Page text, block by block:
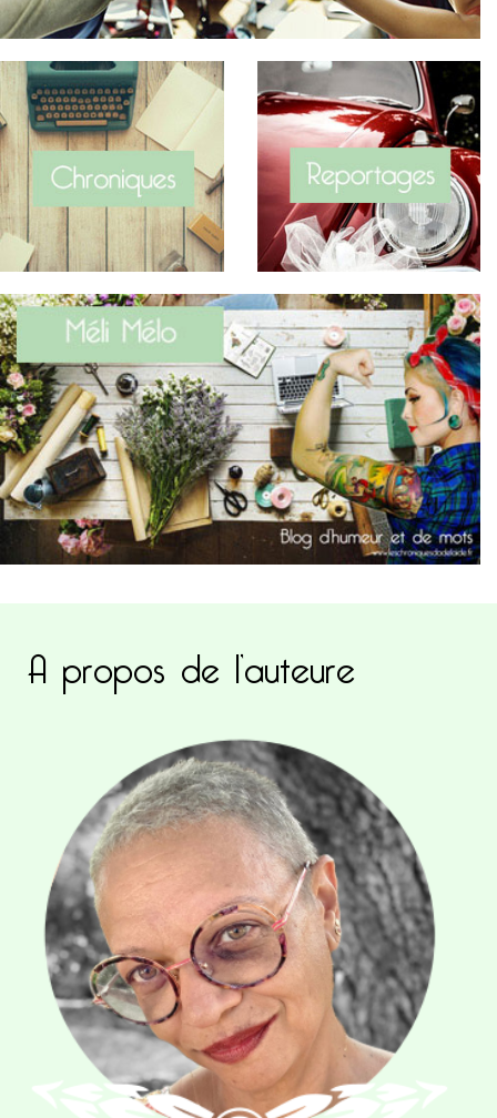
A propos de l’auteure